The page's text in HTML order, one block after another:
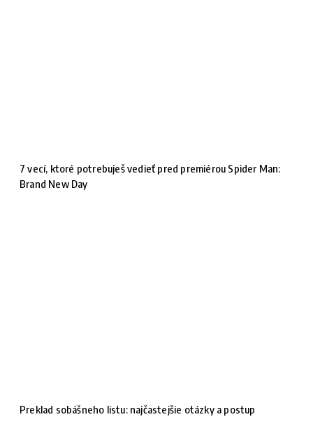
7 vecí, ktoré potrebuješ vedieť pred premiérou Spider Man:
Brand New Day
Preklad sobášneho listu: najčastejšie otázky a postup